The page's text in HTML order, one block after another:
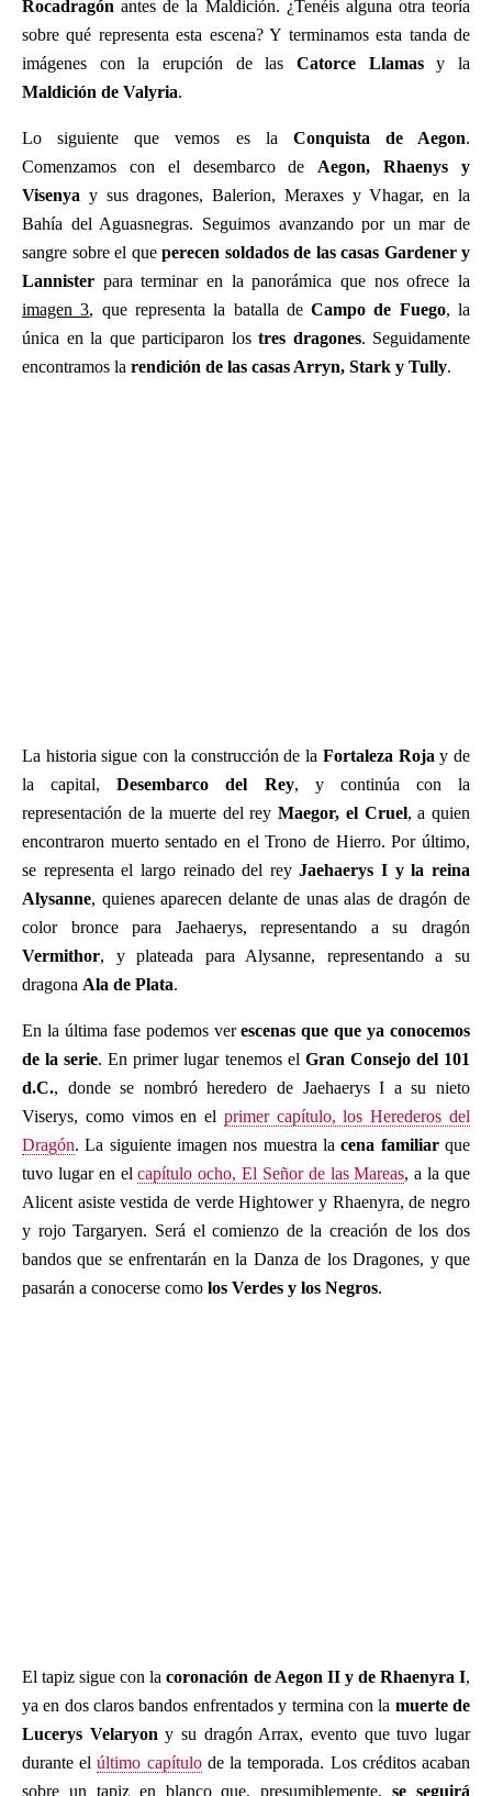
Rocadragón antes de la Maldición. ¿Tenéis alguna otra teoría
sobre qué representa esta escena? Y terminamos esta tanda de
imágenes con la erupción de las Catorce Llamasy la
Maldición de Valyria.
Lo siguiente que vemos es la Conquista de Aegon.
Comenzamos con el desembarco de Aegon, Rhaenys y
Visenya y sus dragones, Balerion, Meraxes y Vhagar, en la
Bahía del Aguasnegras. Seguimos avanzando por un mar de
sangre sobre el que perecen soldados de las casas Gardener y
Lannister para terminar en la panorámica que nos ofrece la
imagen 3, que representa la batalla deCampo de Fuego, la
única en la que participaron los tres dragones. Seguidamente
encontramos la rendición de las casas Arryn, Stark y Tully.
La historia sigue con la construcción de la Fortaleza Roja y de
la capital,Desembarco del Rey, y continúa con la
representación de la muerte del reyMaegor, el Cruel, a quien
encontraron muerto sentado en el Trono de Hierro. Por último,
se representa el largo reinado del reyJaehaerys I y la reina
Alysanne, quienes aparecen delante de unas alas de dragón de
color bronce para Jaehaerys, representando a su dragón
Vermithor, y plateada para Alysanne, representando a su
dragona Ala de Plata.
En la última fase podemos verescenas que que ya conocemos
de la serie. En primer lugar tenemos el Gran Consejo del 101
d.C., donde se nombró heredero de Jaehaerys I a su nieto
Viserys, como vimos en el primer capítulo, los Herederos del
Dragón. La siguiente imagen nos muestra lacena familiarque
tuvo lugar en elcapítulo ocho, El Señor de las Mareas, a la que
Alicent asiste vestida de verde Hightower y Rhaenyra, de negro
y rojo Targaryen. Será el comienzo de la creación de los dos
bandos que se enfrentarán en la Danza de los Dragones, y que
pasarán a conocerse como los Verdes y los Negros.
El tapiz sigue con lacoronación de Aegon II y de Rhaenyra I,
ya en dos claros bandos enfrentados y termina con la muerte de
Lucerys Velaryon y su dragón Arrax, evento que tuvo lugar
durante elúltimo capítulode la temporada. Los créditos acaban
sobre un tapiz en blanco que, presumiblemente,se seguirá